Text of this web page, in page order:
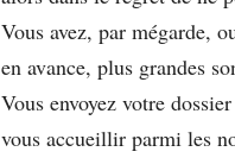
Vous avez, par mégarde,
en avance, plus grandes
Vous envoyez votre
vous accueillir parmi les